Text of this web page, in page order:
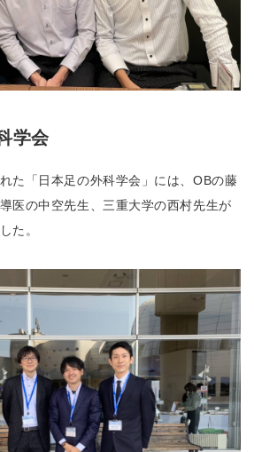
学会
た「日本足の外科学会」には、OBの藤
医の中空先生、三重大学の西村先生が
た。